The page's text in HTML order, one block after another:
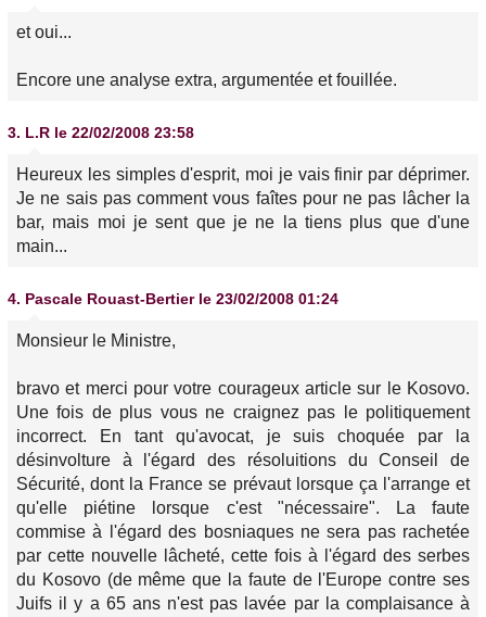
et oui...
Encore une analyse extra, argumentée et fouillée.
3. L.R le 22/02/2008 23:58
Heureux les simples d'esprit, moi je vais finir par déprimer.
Je ne sais pas comment vous faîtes pour ne pas lâcher la
bar, mais moi je sent que je ne la tiens plus que d'une
main...
4. Pascale Rouast-Bertier le 23/02/2008 01:24
Monsieur le Ministre,
bravo et merci pour votre courageux article sur le Kosovo.
Une fois de plus vous ne craignez pas le politiquement
incorrect. En tant qu'avocat, je suis choquée par la
désinvolture à l'égard des résoluitions du Conseil de
Sécurité, dont la France se prévaut lorsque ça l'arrange et
qu'elle piétine lorsque c'est "nécessaire". La faute
commise à l'égard des bosniaques ne sera pas rachetée
par cette nouvelle lâcheté, cette fois à l'égard des serbes
du Kosovo (de même que la faute de l'Europe contre ses
Juifs il y a 65 ans n'est pas lavée par la complaisance à